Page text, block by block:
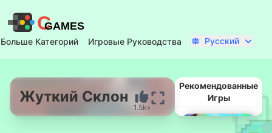
CGAMES
Больше Категорий Игровые Руководства Русский
Жуткий Склон
1.5k+
Рекомендованные
Игры